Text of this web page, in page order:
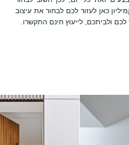
כאן לעזור לכם לבחור את עיצוב
ולביתכם, לייעוץ חינם התקשרו.